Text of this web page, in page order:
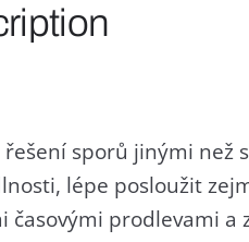
sporů jinými než
lépe posloužit
časovými prodlevami